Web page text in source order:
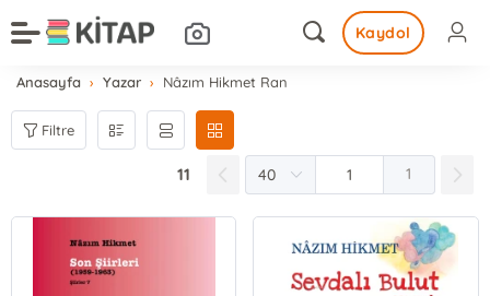
Kaydol
Anasayfa Yazar Nâzım Hikmet Ran
Filtre
11 1